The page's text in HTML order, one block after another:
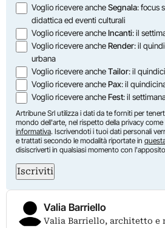
Opzioni
Voglio ricevere ancheSegnala: focus
didattica ed eventi culturali
Voglio ricevere ancheIncanti: il
Voglio ricevere ancheRender: il
urbana
Voglio ricevere ancheTailor: il
Voglio ricevere anchePax: il
Voglio ricevere ancheFest: il
Artribune Srl utilizza i dati da te forniti per
mondo dell'arte, nel rispetto della privacy come
informativa. Iscrivendoti i tuoi dati personali
e trattati secondo le modalità riportate in
disiscriverti in qualsiasi momento con
Iscriviti
Valia Barriello
Valia Barriello, architetto e